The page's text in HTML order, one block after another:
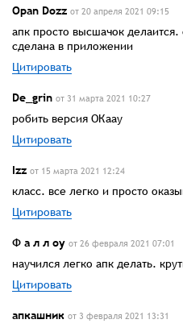
Opan Dozz от 20 апреля 2021 09:15
апк просто высшачок делаится.
сделана в приложении
Цитировать
De_grin от 31 марта 2021 10:27
робить версия ОКаау
Цитировать
Izz от 15 марта 2021 12:24
класс. все легко и просто
Цитировать
Ф а л л оу от 26 февраля 2021 07:01
научился легко апк делать.
Цитировать
апкашник от 3 февраля 2021 13:31